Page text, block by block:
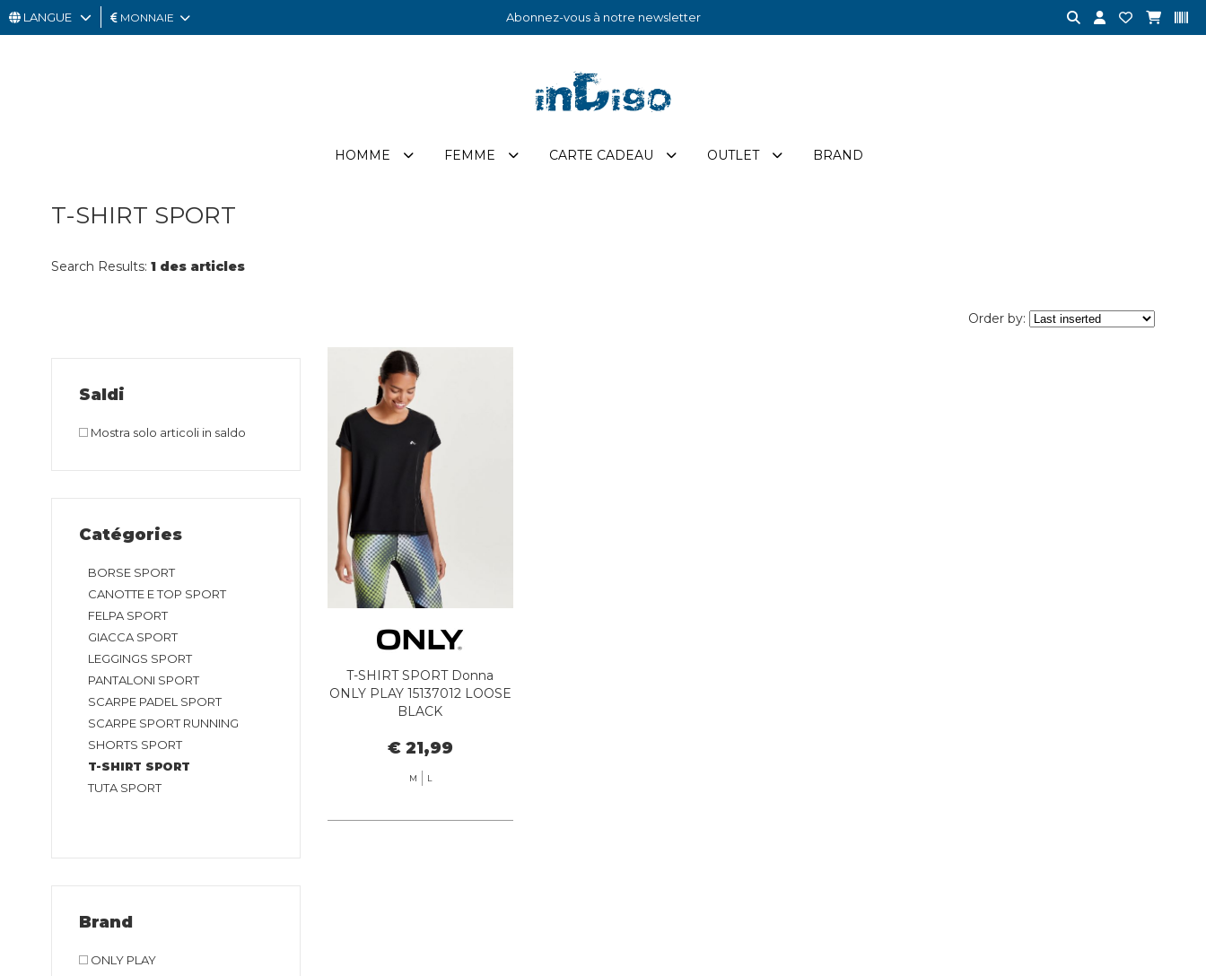
LANGUE MONNAIE Abonnez-vous à notre newsletter
HOMME FEMME CARTE CADEAU OUTLET BRAND
T-SHIRT SPORT
Search Results: 1 des articles
Order by:
Saldi
Mostra solo articoli in saldo
Catégories
BORSE SPORT
CANOTTE E TOP SPORT
FELPA SPORT
GIACCA SPORT
LEGGINGS SPORT
PANTALONI SPORT
SCARPE PADEL SPORT
SCARPE SPORT RUNNING
SHORTS SPORT
T-SHIRT SPORT
TUTA SPORT
Brand
ONLY PLAY
T-SHIRT SPORT Donna
ONLY PLAY 15137012 LOOSE
BLACK
€ 21,99
M L